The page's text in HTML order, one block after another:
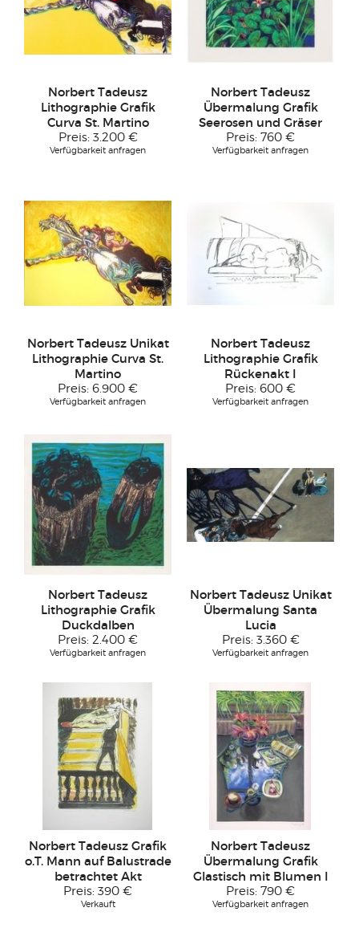
Norbert Tadeusz
Lithographie Grafik
Curva St. Martino
Preis: 3.200 €
Verfügbarkeit anfragen
Norbert Tadeusz
Übermalung Grafik
Seerosen und Gräser
Preis: 760 €
Verfügbarkeit anfragen
Norbert Tadeusz Unikat
Lithographie Curva St.
Martino
Preis: 6.900 €
Verfügbarkeit anfragen
Norbert Tadeusz
Lithographie Grafik
Rückenakt I
Preis: 600 €
Verfügbarkeit anfragen
Norbert Tadeusz
Lithographie Grafik
Duckdalben
Preis: 2.400 €
Verfügbarkeit anfragen
Norbert Tadeusz Unikat
Übermalung Santa
Lucia
Preis: 3.360 €
Verfügbarkeit anfragen
Norbert Tadeusz Grafik
o.T. Mann auf Balustrade
betrachtet Akt
Preis: 390 €
Verkauft
Norbert Tadeusz
Übermalung Grafik
Glastisch mit Blumen I
Preis: 790 €
Verfügbarkeit anfragen